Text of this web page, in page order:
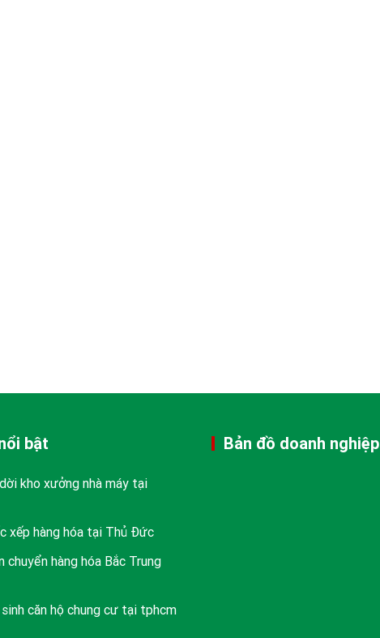
bật
kho xưởng nhà máy tại
xếp hàng hóa tại Thủ Đức
chuyển hàng hóa Bắc Trung
căn hộ chung cư tại tphcm
Bản đồ doanh nghiệp